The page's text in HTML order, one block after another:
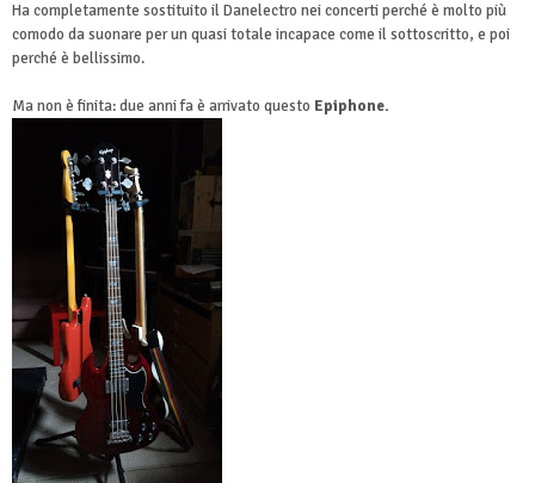
Ha completamente sostituito il Danelectro nei concerti perché è molto più
comodo da suonare per un quasi totale incapace come il sottoscritto, e poi
perché è bellissimo.
Ma non è finita: due anni fa è arrivato questo Epiphone.